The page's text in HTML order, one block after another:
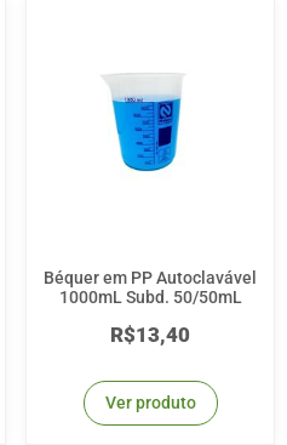
Béquer em PP Autoclavável
1000mL Subd. 50/50mL
R$13,40
Ver produto